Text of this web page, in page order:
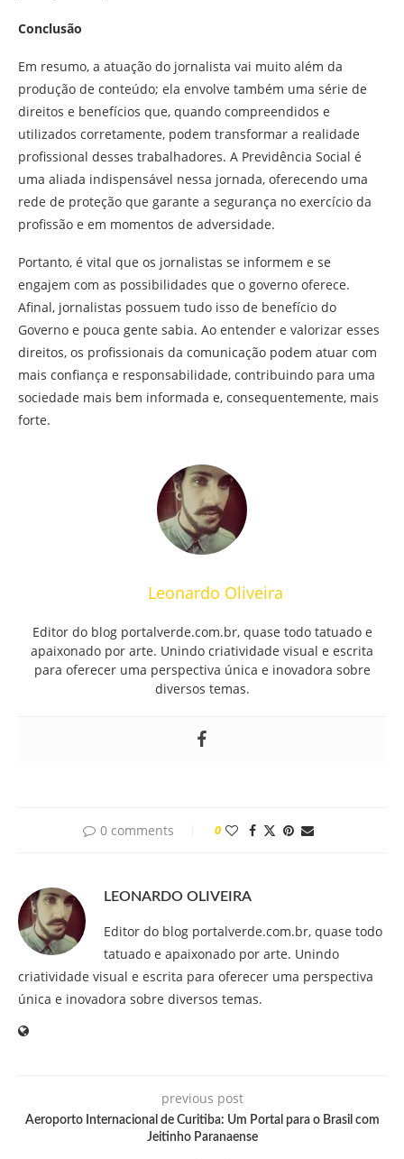
Conclusão
Em resumo, a atuação do jornalista vai muito além da
produção de conteúdo; ela envolve também uma série de
direitos e benefícios que, quando compreendidos e
utilizados corretamente, podem transformar a realidade
profissional desses trabalhadores. A Previdência Social é
uma aliada indispensável nessa jornada, oferecendo uma
rede de proteção que garante a segurança no exercício da
profissão e em momentos de adversidade.
Portanto, é vital que os jornalistas se informem e se
engajem com as possibilidades que o governo oferece.
Afinal, jornalistas possuem tudo isso de benefício do
Governo e pouca gente sabia. Ao entender e valorizar esses
direitos, os profissionais da comunicação podem atuar com
mais confiança e responsabilidade, contribuindo para uma
sociedade mais bem informada e, consequentemente, mais
forte.
Leonardo Oliveira
Editor do blog portalverde.com.br, quase todo tatuado e
apaixonado por arte. Unindo criatividade visual e escrita
para oferecer uma perspectiva única e inovadora sobre
diversos temas.
0 comments 0
LEONARDO OLIVEIRA
Editor do blog portalverde.com.br, quase todo
tatuado e apaixonado por arte. Unindo
criatividade visual e escrita para oferecer uma perspectiva
única e inovadora sobre diversos temas.
previous post
Aeroporto Internacional de Curitiba: Um Portal para o Brasil com
Jeitinho Paranaense